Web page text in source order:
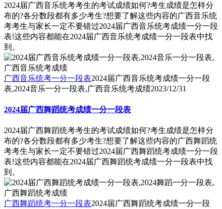
2024届广西音乐统考考生的考试成绩如何?考生成绩是怎样分
布的?各分数段都有多少考生?想要了解这些内容的广西音乐统
考考生与家长一定不要错过2024届广西音乐统考成绩一分一段
表!这些内容都能在2024届广西音乐统考成绩一分一段表中找
到。
广西音乐统考一分一段表2024届广西音乐统考成绩一分一段
表,2024音乐一分一段表,广西音乐统考成绩2023/12/31
2024届广西舞蹈统考成绩一分一段表
2024届广西舞蹈统考考生的考试成绩如何?考生成绩是怎样分
布的?各分数段都有多少考生?想要了解这些内容的广西舞蹈统
考考生与家长一定不要错过2024届广西舞蹈统考成绩一分一段
表!这些内容都能在2024届广西舞蹈统考成绩一分一段表中找
到。
广西舞蹈统考一分一段表2024届广西舞蹈统考成绩一分一段